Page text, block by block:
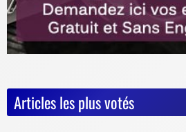
Articles les plus votés